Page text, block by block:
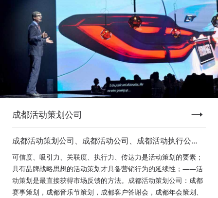
成都活动策划公司
成都活动策划公司、成都活动公司、成都活动执行公
司、成都庆典活动策划公司、成都发布会策划公司、成
都音乐节策划公司、成都年会活动策划
可信度、吸引力、关联度、执行力、传达力是活动策划的要素；
具有品牌战略思想的活动策划才具备营销行为的延续性；——活
动策划是最直接获得市场反馈的方法。成都活动策划公司：成都
赛事策划，成都音乐节策划，成都客户答谢会，成都年会策划、